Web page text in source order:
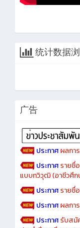
ประกาศผลกา
ประกาศ รายชื่
แบบทวิวุฒิ (อาชีวศึก
ประกาศรายชื่
ประกาศผลกา